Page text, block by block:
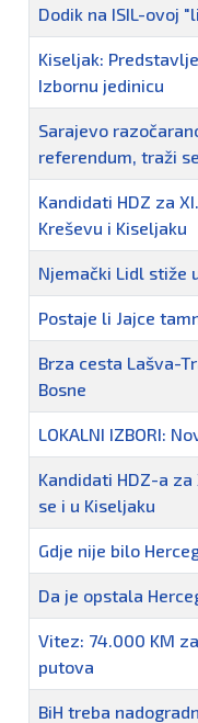
Naziv
Dodik na ISIL-ovoj
Kiseljak:
Izbornu jedinicu
Sarajevo
referendum, traži
Kandidati HDZ za
Kreševu i Kiseljaku
Njemački Lidl stiže
Postaje li Jajce
Brza cesta Lašva-
Bosne
LOKALNI IZBORI:
Kandidati HDZ-a
se i u Kiseljaku
Gdje nije bilo
Da je opstala
Vitez: 74.000 KM
putova
BiH treba